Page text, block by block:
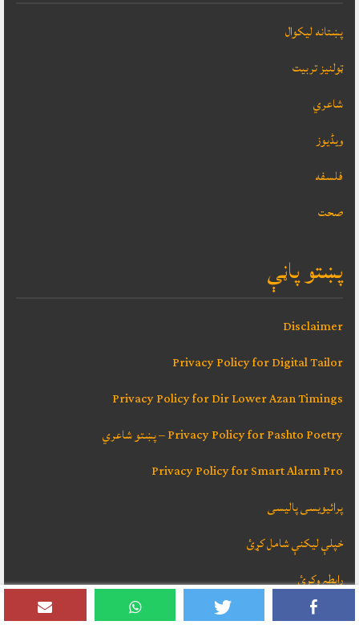
پښتانه ليکوال
ټولنيز تربيت
شاعري
ویڈیوز
فلسفه
صحت
پښتو پاڼې
Disclaimer
Privacy Policy for Digital Tailor
Privacy Policy for Dir Lower Azan Timings
Privacy Policy for Pashto Poetry – پښتو شاعري
Privacy Policy for Smart Alarm Pro
پرائیویسی پالیسی
خپلې ليکنې شامل کړئ
رابطہ وکړئ
زمونږ په حقله